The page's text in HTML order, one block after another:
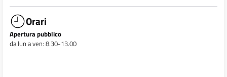
Orari
Apertura pubblico
da lun a ven: 8.30-13.00